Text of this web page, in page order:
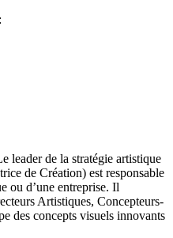
leader de la stratégie artistique
de Création) est responsable
ou d’une entreprise. Il
Artistiques, Concepteurs-
des concepts visuels innovants